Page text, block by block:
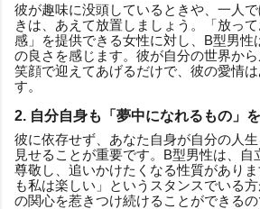
彼が趣味に没頭しているときや、一人
きは、あえて放置しましょう。「放っ
感」を提供できる女性に対し、B型男性
の良さを感じます。彼が自分の世界から
笑顔で迎えてあげるだけで、彼の愛情
す。
2. 自分自身も「夢中になれるもの」
彼に依存せず、あなた自身が自分の人
見せることが重要です。B型男性は、自
尊敬し、追いかけたくなる性質があり
も私は楽しい」というスタンスでいる
の関心を惹きつけ続けることができるの